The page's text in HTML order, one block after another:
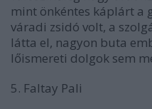
mint önkéntes káplárt a
váradi zsidó volt, a
látta el, nagyon buta
lőismereti dolgok sem
5. Faltay Pali